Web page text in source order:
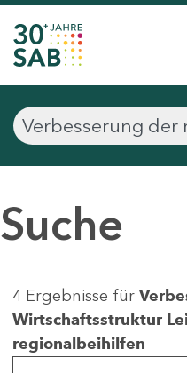
Suche
4 Ergebnisse für
Wirtschaftsstruktur
regionalbeihilfen